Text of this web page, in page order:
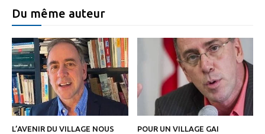
Du même auteur
L’AVENIR DU VILLAGE NOUS
POUR UN VILLAGE GAI